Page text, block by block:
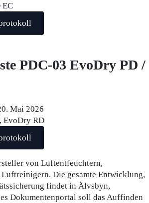
EC
PDC-03 EvoDry PD /
Mai 2026
EvoDry RD
von Luftentfeuchtern,
Die gesamte Entwicklung,
findet in Älvsbyn,
Dokumentenportal soll das Auffinden